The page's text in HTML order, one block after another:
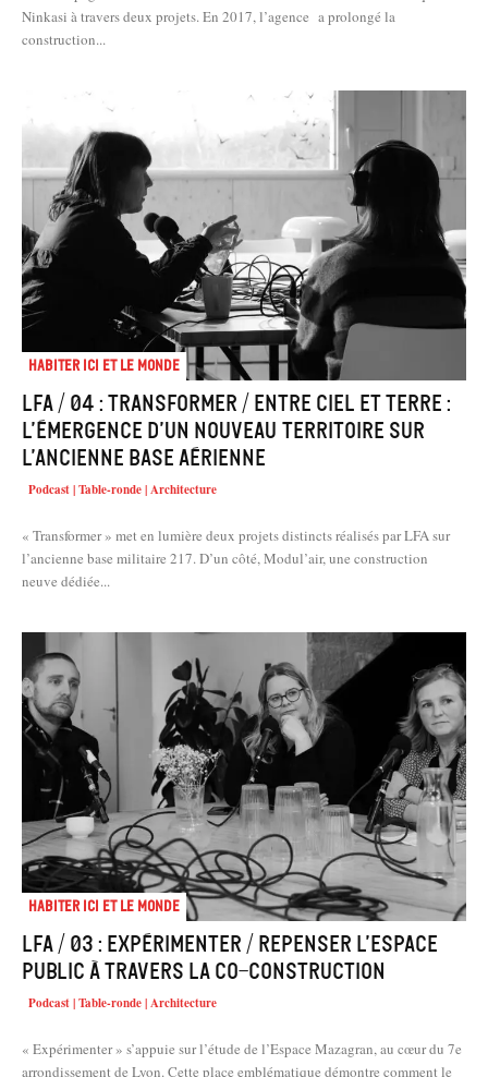
Ninkasi à travers deux projets. En 2017, l’agence a prolongé la
construction...
Habiter Ici et le Monde
LFA / 04 : Transformer / Entre ciel et terre :
l’émergence d’un nouveau territoire sur
l’ancienne base aérienne
Podcast | Table-ronde | Architecture
« Transformer » met en lumière deux projets distincts réalisés par LFA sur
l’ancienne base militaire 217. D’un côté, Modul’air, une construction
neuve dédiée...
Habiter Ici et le Monde
LFA / 03 : Expérimenter / Repenser l’espace
public à travers la co-construction
Podcast | Table-ronde | Architecture
« Expérimenter » s’appuie sur l’étude de l’Espace Mazagran, au cœur du 7e
arrondissement de Lyon. Cette place emblématique démontre comment le